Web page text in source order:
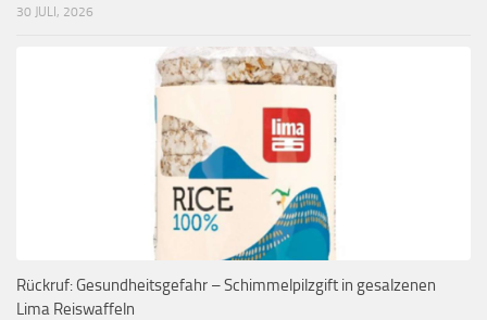
30 JULI, 2026
Rückruf: Gesundheitsgefahr – Schimmelpilzgift in gesalzenen
Lima Reiswaffeln